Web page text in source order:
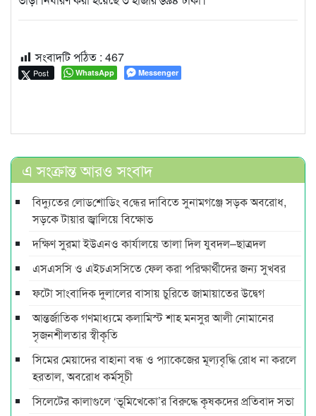
সংবাদটি পঠিত : 467
Post WhatsApp Messenger
এ সংক্রান্ত আরও সংবাদ
বিদ্যুতের লোড‌শো‌ডিং ব‌ন্ধের দাবিতে সুনামগঞ্জে সড়ক অবরোধ,
সড়কে টায়ার জ্বালিয়ে বিক্ষোভ
দক্ষিণ সুরমা ইউএনও কার্যালয়ে তালা দিল যুবদল–ছাত্রদল
এসএসসি ও এইচএসসিতে ফেল করা পরিক্ষার্থীদের জন্য সুখবর
ফটো সাংবাদিক দুলালের বাসায় চুরিতে জামায়াতের উদ্বেগ
আন্তর্জাতিক গণমাধ্যমে কলামিস্ট শাহ মনসুর আলী নোমানের
সৃজনশীলতার স্বীকৃতি
সিমের মেয়াদের বাহানা বন্ধ ও প্যাকেজের মূল্যবৃদ্ধি রোধ না করলে
হরতাল, অবরোধ কর্মসূচী
সিলেটের কালাগুলে ‘ভূমিখেকো’র বিরুদ্ধে কৃষকদের প্রতিবাদ সভা